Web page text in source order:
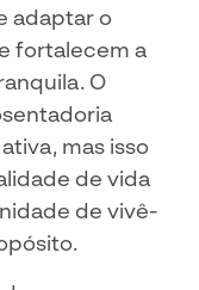
adaptar o
fortalecem a
O
mas isso
de vida
de vivê-